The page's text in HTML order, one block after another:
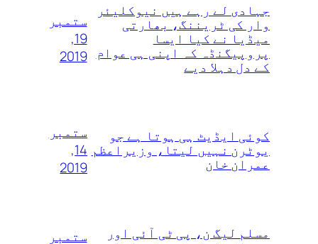
جہادی لے رہے ہیں نیوکلیئر
وار کی ٹریننگ، بھارتی
میڈیا نے کیا ایسا
پروپیگنڈہ کہ اپنی ہی عوام
کے دل دہلا دیے
ستمبر
19,
2019
کوئی ایڈیٹ ہی ہوتا ہے جو
یوٹرن نہیں لیتا، وزیراعظم
عمران خان
ستمبر
14,
2019
مسلم لیگ ن، پی ٹی آئی اور
ستمبر